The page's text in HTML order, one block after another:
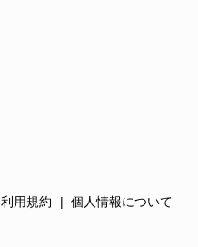
利用規約 個人情報について